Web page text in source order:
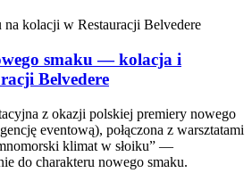
smaku — kolacja i
Belvedere
z okazji polskiej premiery nowego
eventową), połączona z warsztatami
klimat w słoiku” —
do charakteru nowego smaku.